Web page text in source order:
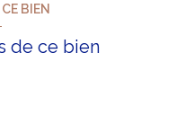
BIEN
de ce bien